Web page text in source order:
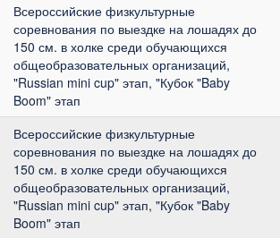
Всероссийские физкультурные
соревнования по выездке на лошадях до
150 см. в холке среди обучающихся
общеобразовательных организаций,
"Russian mini cup" этап, "Кубок "Baby
Boom" этап
Всероссийские физкультурные
соревнования по выездке на лошадях до
150 см. в холке среди обучающихся
общеобразовательных организаций,
"Russian mini cup" этап, "Кубок "Baby
Boom" этап